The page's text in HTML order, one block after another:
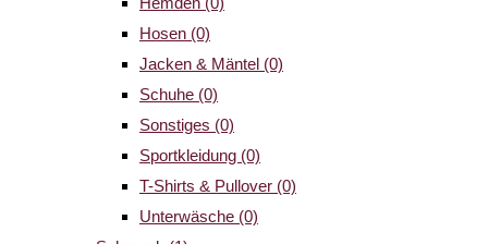
Hosen (0)
Jacken & Mäntel (0)
Schuhe (0)
Sonstiges (0)
Sportkleidung (0)
T-Shirts & Pullover (0)
Unterwäsche (0)